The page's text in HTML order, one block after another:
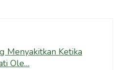
Menyakitkan Ketika
Ole…